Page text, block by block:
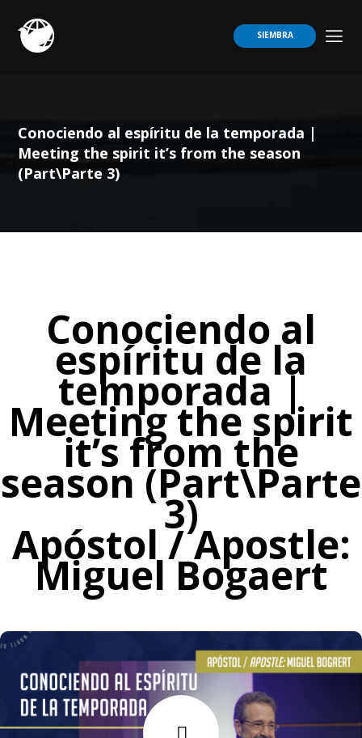
SIEMBRA
Conociendo al espíritu de la temporada |
Meeting the spirit it’s from the season
(Part\Parte 3)
Conociendo al
espíritu de la
temporada |
Meeting the spirit
it’s from the
season (Part\Parte
3)
Apóstol / Apostle:
Miguel Bogaert